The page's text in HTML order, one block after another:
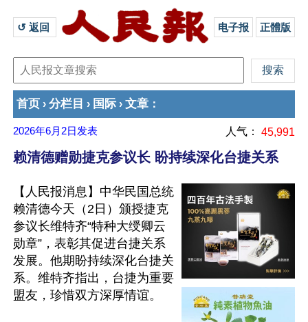
↺ 返回 电子报 正體版
首页 › 分栏目 › 国际 › 文章 ：
2026年6月2日 发表 人气： 45,991
赖清德赠勋捷克参议长 盼持续深化台捷关系
【人民报消息】中华民国总统
赖清德今天（2日）颁授捷克
参议长维特齐“特种大绶卿云
勋章”，表彰其促进台捷关系
发展。他期盼持续深化台捷关
系。维特齐指出，台捷为重要
盟友，珍惜双方深厚情谊。